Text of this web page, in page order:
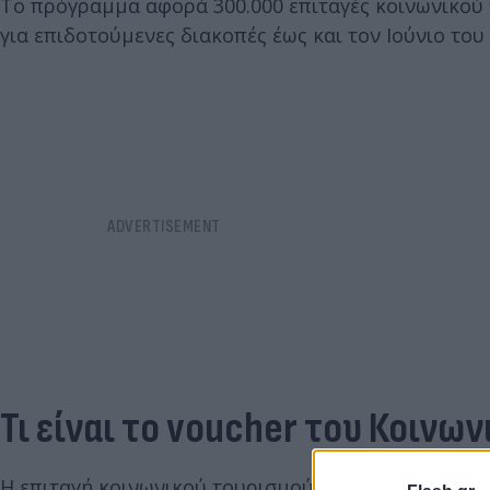
Το πρόγραμμα αφορά 300.000 επιταγές
για επιδοτούμενες διακοπές έως και τον Ιούνιο του
Τι είναι το voucher του